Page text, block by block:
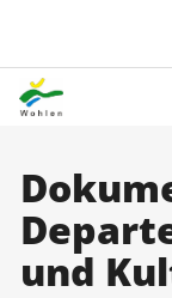
Über
Politik
und